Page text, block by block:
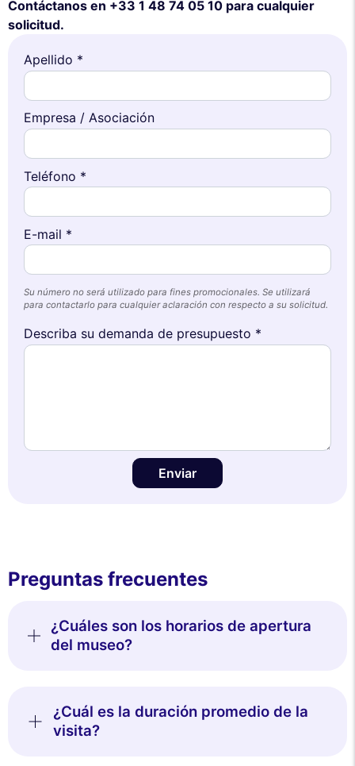
cookies
Utilizamos cookies y sus datos personales para mejorar su
experiencia de navegación, medir nuestra audiencia y personalizar los
anuncios publicitarios que se le muestran. Puede aceptar, rechazar o
Contáctanos en +33 1 48 74 05 10 para cualquier
solicitud.
Apellido *
Empresa / Asociación
Teléfono *
E-mail *
Su número no será utilizado para fines promocionales. Se utilizará
para contactarlo para cualquier aclaración con respecto a su solicitud.
Describa su demanda de presupuesto *
Enviar
Preguntas frecuentes
¿Cuáles son los horarios de apertura
del museo?
¿Cuál es la duración promedio de la
visita?